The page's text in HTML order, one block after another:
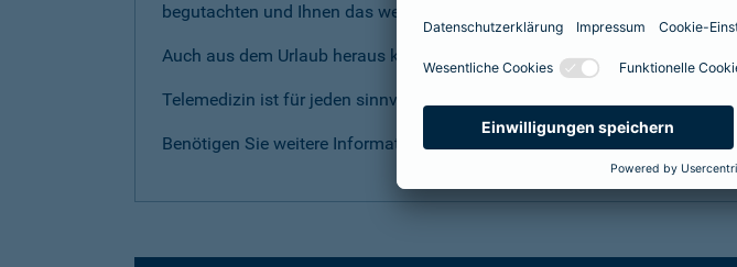
begutachten und Ihnen das weitere Vorgehen mitteilen.
Auch aus dem Urlaub heraus können Sie auf die Beratung der
Telemedizin ist für jeden sinnvoll da man 24/7 rund um den Globus
Benötigen Sie weitere Informationen? Dann empfehlen wir eine